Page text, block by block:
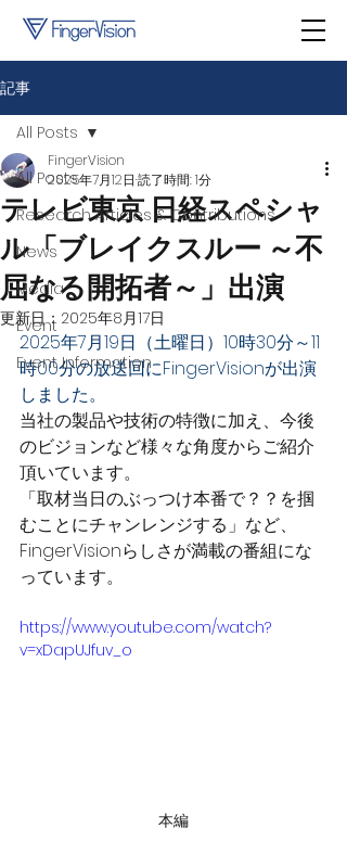
記事
All Posts
Research Articles & Contributions
News
Media
Event
Event Information
All Posts
テレビ東京 日経スペシャ
ル「ブレイクスルー ～不
屈なる開拓者～」出演
FingerVision
2025年7月12日 読了時間: 1分
更新日： 2025年8月17日
2025年7月19日（土曜日）10時30分～11
時00分の放送回にFingerVisionが出演
しました。
当社の製品や技術の特徴に加え、今後
のビジョンなど様々な角度からご紹介
頂いています。
「取材当日のぶっつけ本番で？？を掴
むことにチャンレンジする」など、
FingerVisionらしさが満載の番組にな
っています。
https://www.youtube.com/watch?
v=xDapUJfuv_o
本編